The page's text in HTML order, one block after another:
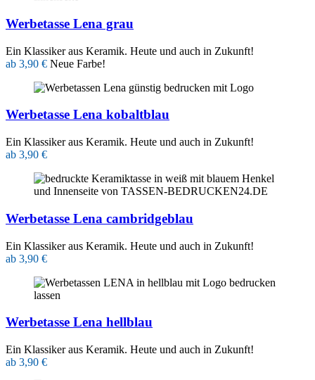
Werbetasse Lena grau
Ein Klassiker aus Keramik. Heute und auch in Zukunft!
ab 3,90 € Neue Farbe!
Werbetasse Lena kobaltblau
Ein Klassiker aus Keramik. Heute und auch in Zukunft!
ab 3,90 €
Werbetasse Lena cambridgeblau
Ein Klassiker aus Keramik. Heute und auch in Zukunft!
ab 3,90 €
Werbetasse Lena hellblau
Ein Klassiker aus Keramik. Heute und auch in Zukunft!
ab 3,90 €